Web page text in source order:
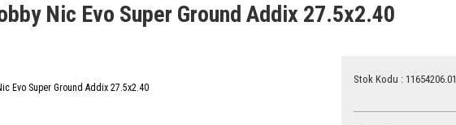
Nic Evo Super Ground Addix 27.5x2.40
Stok Kodu : 11654206.01